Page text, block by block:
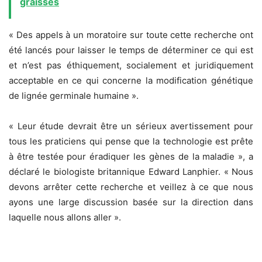
« Des appels à un moratoire sur toute cette recherche ont
été lancés pour laisser le temps de déterminer ce qui est
et n’est pas éthiquement, socialement et juridiquement
acceptable en ce qui concerne la modification génétique
de lignée germinale humaine ».
« Leur étude devrait être un sérieux avertissement pour
tous les praticiens qui pense que la technologie est prête
à être testée pour éradiquer les gènes de la maladie », a
déclaré le biologiste britannique Edward Lanphier. « Nous
devons arrêter cette recherche et veillez à ce que nous
ayons une large discussion basée sur la direction dans
laquelle nous allons aller ».